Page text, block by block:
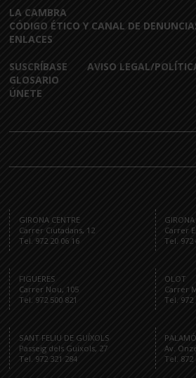
LA CAMBRA
CÓDIGO ÉTICO Y CANAL DE
ENLACES
SUSCRÍBASE
GLOSARIO
ÚNETE
AVISO LEGAL/
GIRONA CENTRE
Carrer Ciutadans, 12
Tel. 972 20 06 16
Carrer
Tel. 972
FIGUERES
Carrer Nou, 105
Tel. 972 500 821
OLOT
Carrer
Tel. 972
SANT FELIU DE GUÍXOLS
Passeig dels Guíxols, 27
Tel. 972 321 284
Av.
Tel. 872